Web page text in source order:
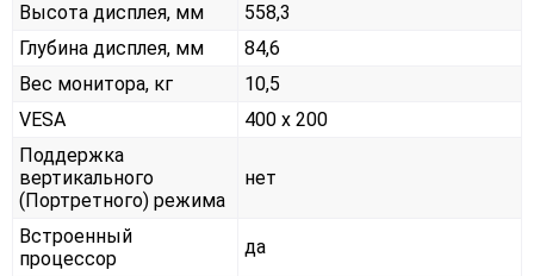
Высота дисплея, мм
558,3
Глубина дисплея, мм
84,6
Вес монитора, кг
10,5
VESA
400 x 200
Поддержка
вертикального
(Портретного) режима
нет
Встроенный
процессор
да